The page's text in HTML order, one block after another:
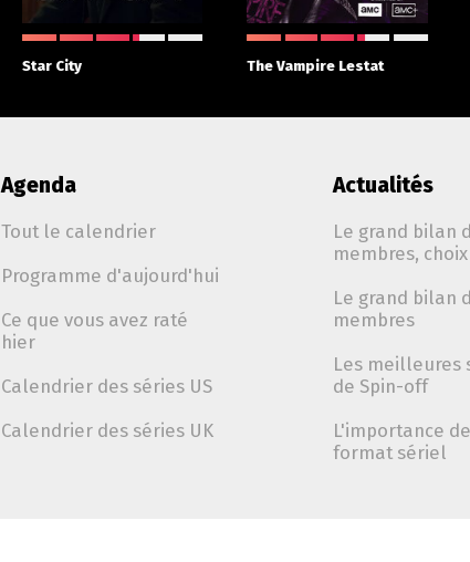
Star City The Vampire Lestat
Agenda
Tout le calendrier
Programme d'aujourd'hui
Ce que vous avez raté
hier
Calendrier des séries US
Calendrier des séries UK
Actualités
Le grand bilan
membres,
Le grand bilan
membres
Les meilleures
de Spin-off
L'importance
format sériel